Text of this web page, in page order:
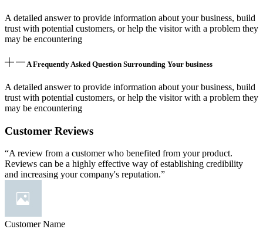
A detailed answer to provide information about your business, build
trust with potential customers, or help the visitor with a problem they
may be encountering
A Frequently Asked Question Surrounding Your business
A detailed answer to provide information about your business, build
trust with potential customers, or help the visitor with a problem they
may be encountering
Customer Reviews
“A review from a customer who benefited from your product.
Reviews can be a highly effective way of establishing credibility
and increasing your company's reputation.”
Customer Name